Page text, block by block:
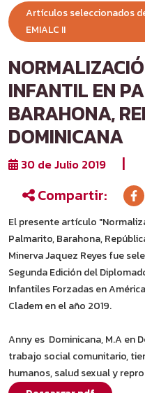
Artículos seleccionados
EMIALC II
INFANTIL EN
BARAHONA,
DOMINICANA
30 de Julio 2019
|
Compartir:
El presente artículo
Palmarito, Barahona,
Minerva Jaquez Reyes fue
Segunda Edición del
Infantiles Forzadas en
Cladem en el año 2019.
Anny es Dominicana, M.A en
trabajo social comunitario,
humanos, salud sexual y